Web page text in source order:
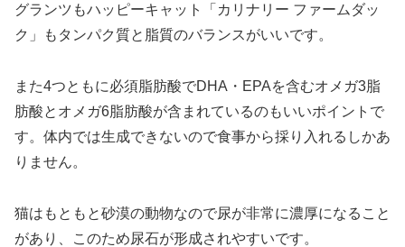
グランツもハッピーキャット「カリナリー ファームダッ
ク」もタンパク質と脂質のバランスがいいです。
また4つともに必須脂肪酸でDHA・EPAを含むオメガ3脂
肪酸とオメガ6脂肪酸が含まれているのもいいポイントで
す。体内では生成できないので食事から採り入れるしかあ
りません。
猫はもともと砂漠の動物なので尿が非常に濃厚になること
があり、このため尿石が形成されやすいです。